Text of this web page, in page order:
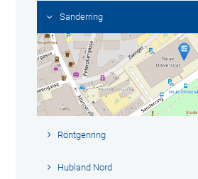
Sanderring
Röntgenring
Hubland Nord